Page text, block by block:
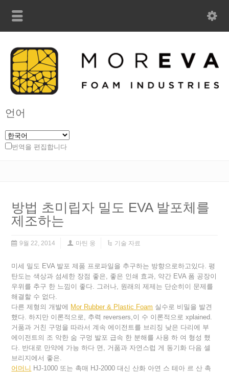
언어
번역을 편집합니다
방법 초미립자 밀도 EVA 발포체를
제조하는
9월 22, 2014 마틴 웅 기술 자료
미세 밀도 EVA 발포 제품 프로파일을 추구하는 방향으로하고있다. 평
탄도는 색상과 섬세한 장점 좋은, 좋은 인쇄 효과, 약간 EVA 폼 공장이
우위를 추구 한 느낌이 좋다. 그러나, 원래의 제제는 단순히이 문제를
해결할 수 없다.
다른 제형의 개발에 Mor Rubber & Plastic Foam 실수로 비밀을 발견
했다. 하지만 이론적으로, 추력 reversers,이 수 이론적으로 xplained.
거품과 거친 구멍을 따라서 계속 에이전트를 브리징 낮은 다리에 부
에이전트의 조 악한 숨 구멍 발포 급속 한 분해를 사용 하 여 형성 했
다. 반대로 만약에 가능 하다 면, 거품과 자연스럽 게 동기화 다음 셀
브리지에서 좋은.
어머니 HJ-1000 또는 촉매 HJ-2000 대신 산화 아연 스 테아 르 산 촉